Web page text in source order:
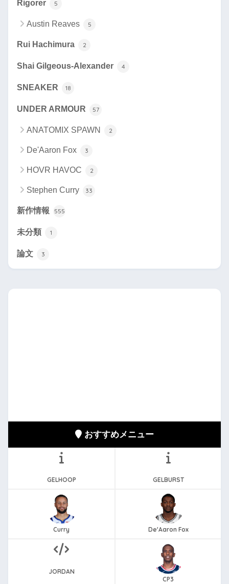
Rigorer 5
Austin Reaves 5
Rui Hachimura 2
Shai Gilgeous-Alexander 4
SNEAKER 18
UNDER ARMOUR 57
ANATOMIX SPAWN 2
De'Aaron Fox 3
HOVR HAVOC 2
Stephen Curry 33
新作情報 555
未分類 1
論文 3
おすすめメニュー
GELHOOP GELBURST
Curry De'Aaron Fox
JORDAN
CP3